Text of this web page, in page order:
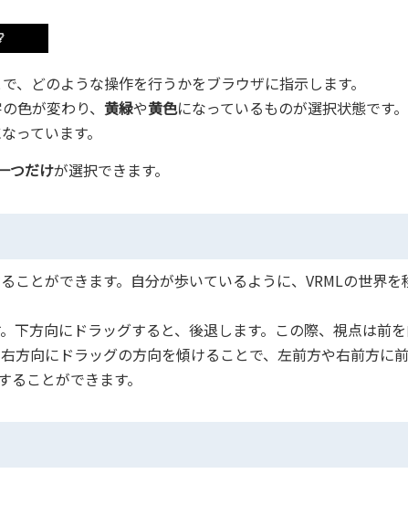
どのような操作を行うかをブラウザに指示します。
色が変わり、 黄緑や黄色になっているものが選択状態です。
っています。
つだけが選択できます。
ことができます。自分が歩いているように、VRMLの世界を
下方向にドラッグすると、後退します。この際、視点は前
方向にドラッグの方向を傾けることで、左前方や右前方に
ことができます。